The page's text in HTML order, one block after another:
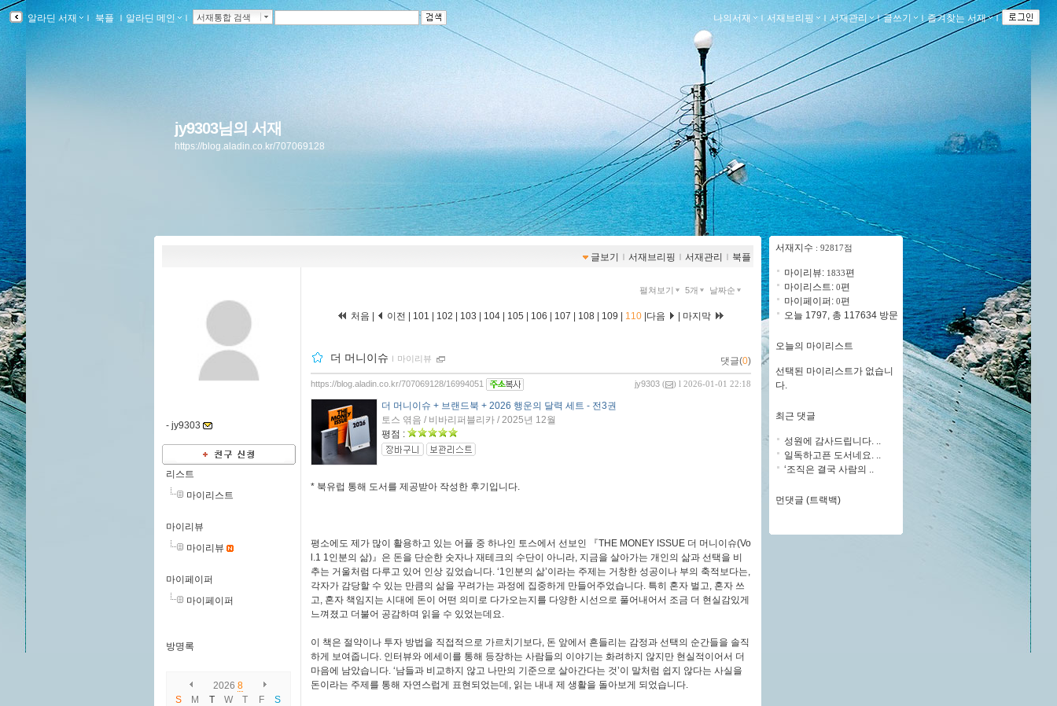
알라딘 서재 ｌ 북플 ｌ 알라딘 메인 ｌ 서재통합 검색 나의서재 ｌ 서재브리핑 ｌ 서재관리 ｌ글쓰기 ｌ즐겨찾는 서재 ｌ
jy9303님의 서재
https://blog.aladin.co.kr/707069128
글보기 ｌ 서재브리핑 ｌ 서재관리 ｌ 북플
- jy9303
리스트
마이리스트
마이리뷰
마이리뷰
마이페이퍼
마이페이퍼
방명록
2026 8
S
M T W T F
S
펼쳐보기 5개 날짜순
처음 이전 101 102 103 104 105 106 107 108 109 110 다음 마지막
더 머니이슈 ｌ 마이리뷰 댓글(0)
jy9303 ( ) l 2026-01-01 22:18
https://blog.aladin.co.kr/707069128/16994051
더 머니이슈 + 브랜드북 + 2026 행운의 달력 세트 - 전3권
토스 엮음 / 비바리퍼블리카 / 2025년 12월
평점 :
* 북유럽 통해 도서를 제공받아 작성한 후기입니다.
평소에도 제가 많이 활용하고 있는 어플 중 하나인 토스에서 선보인 『THE MONEY ISSUE 더 머니이슈(Vo
l.1 1인분의 삶)』은 돈을 단순한 숫자나 재테크의 수단이 아니라, 지금을 살아가는 개인의 삶과 선택을 비
추는 거울처럼 다루고 있어 인상 깊었습니다. ‘1인분의 삶’이라는 주제는 거창한 성공이나 부의 축적보다는,
각자가 감당할 수 있는 만큼의 삶을 꾸려가는 과정에 집중하게 만들어주었습니다. 특히 혼자 벌고, 혼자 쓰
고, 혼자 책임지는 시대에 돈이 어떤 의미로 다가오는지를 다양한 시선으로 풀어내어서 조금 더 현실감있게
느껴졌고 더불어 공감하며 읽을 수 있었는데요.
이 책은 절약이나 투자 방법을 직접적으로 가르치기보다, 돈 앞에서 흔들리는 감정과 선택의 순간들을 솔직
하게 보여줍니다. 인터뷰와 에세이를 통해 등장하는 사람들의 이야기는 화려하지 않지만 현실적이어서 더
마음에 남았습니다. ‘남들과 비교하지 않고 나만의 기준으로 살아간다는 것’이 말처럼 쉽지 않다는 사실을
돈이라는 주제를 통해 자연스럽게 표현되었는데, 읽는 내내 제 생활을 돌아보게 되었습니다.
서재지수 : 92817점
마이리뷰: 1833편
마이리스트: 0편
마이페이퍼: 0편
오늘 1797, 총 117634 방문
오늘의 마이리스트
선택된 마이리스트가 없습니
다.
최근 댓글
성원에 감사드립니다. ..
일독하고픈 도서네요. ..
‘조직은 결국 사람의 ..
먼댓글 (트랙백)